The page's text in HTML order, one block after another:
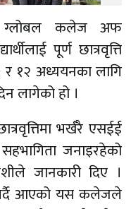
ग्लोबल कलेज अफ
पूर्ण छात्रवृत्ति
१२ अध्ययनका लागि
लागेको हो ।
भर्खरै एसईई
सहभागिता जनाइरहेको
जानकारी दिए ।
आएको यस कलेजले